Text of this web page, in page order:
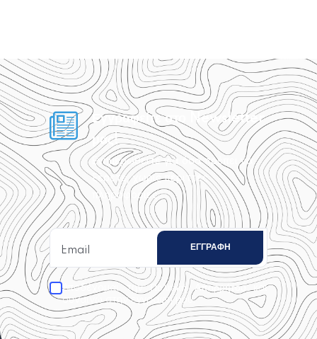
Εγγραφείτε στο Newsletter
μας!
Ενημερωθείτε για όσα πρέπει να
ξέρετε, χωρίς περιττές
πληροφορίες.
Αποδέχομαι τηνΠολιτική Απορρήτουκαι
συναινώ στην εγγραφή μου.